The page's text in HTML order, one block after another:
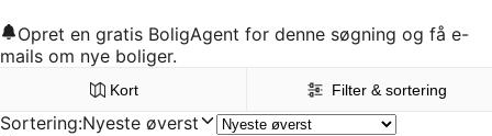
Opret en gratis BoligAgent for denne søgning og få e-
mails om nye boliger.
Kort Filter & sortering
Sortering:Nyeste øverst